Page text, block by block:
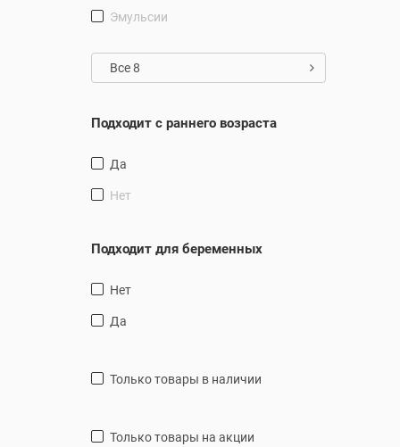
Эмульсии
Все 8
Подходит с раннего возраста
Да
Нет
Подходит для беременных
Нет
Да
только товары в наличии
только товары на акции